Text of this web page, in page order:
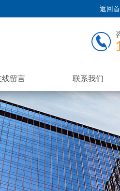
返回
线留言 联系我们